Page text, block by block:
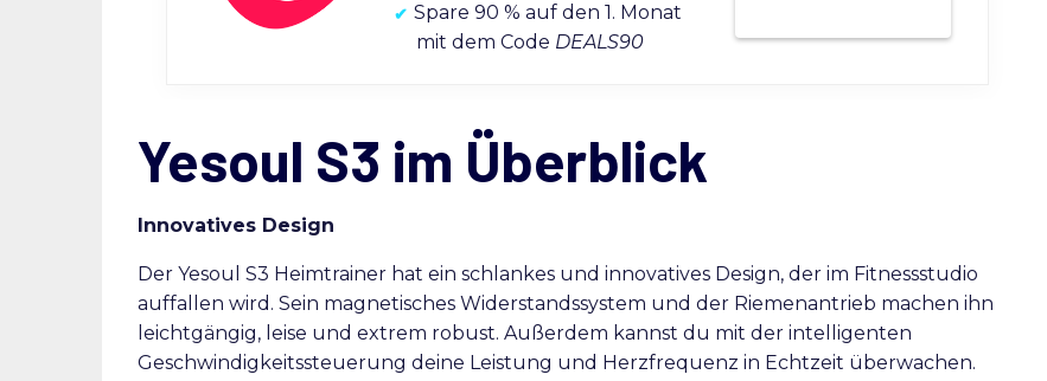
Spare 90 % auf den 1. Monat
mit dem Code DEALS90
Yesoul S3 im Überblick
Innovatives Design
Der Yesoul S3 Heimtrainer hat ein schlankes und innovatives Design, der im Fitnessstudio
auffallen wird. Sein magnetisches Widerstandssystem und der Riemenantrieb machen ihn
leichtgängig, leise und extrem robust. Außerdem kannst du mit der intelligenten
Geschwindigkeitssteuerung deine Leistung und Herzfrequenz in Echtzeit überwachen.